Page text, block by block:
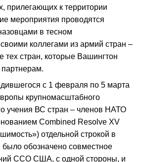
прилегающих к территории
мероприятия проводятся
в тесном
коллегами из армий стран –
стран, которые Вашингтон
партнерам.
с 1 февраля по 5 марта
крупномасштабного
учения ВС стран – членов НАТО
Combined Resolve XV
отдельной строкой в
обозначено совместное
ССО США, с одной стороны, и